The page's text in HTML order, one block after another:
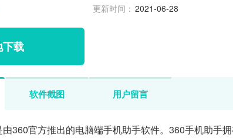
更新时间： 2021-06-28
载
软件截图 用户留言
由360官方推出的电脑端手机助手软件。360手机助手